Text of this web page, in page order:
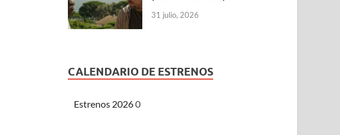
31 julio, 2026
CALENDARIO DE ESTRENOS
Estrenos 20260